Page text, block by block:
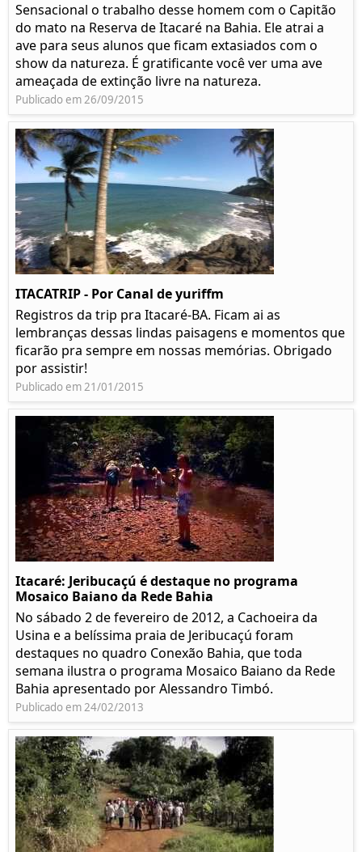
Sensacional o trabalho desse homem com o Capitão
do mato na Reserva de Itacaré na Bahia. Ele atrai a
ave para seus alunos que ficam extasiados com o
show da natureza. É gratificante você ver uma ave
ameaçada de extinção livre na natureza.
Publicado em 26/09/2015
ITACATRIP - Por Canal de yuriffm
Registros da trip pra Itacaré-BA. Ficam ai as
lembranças dessas lindas paisagens e momentos que
ficarão pra sempre em nossas memórias. Obrigado
por assistir!
Publicado em 21/01/2015
Itacaré: Jeribucaçú é destaque no programa
Mosaico Baiano da Rede Bahia
No sábado 2 de fevereiro de 2012, a Cachoeira da
Usina e a belíssima praia de Jeribucaçú foram
destaques no quadro Conexão Bahia, que toda
semana ilustra o programa Mosaico Baiano da Rede
Bahia apresentado por Alessandro Timbó.
Publicado em 24/02/2013